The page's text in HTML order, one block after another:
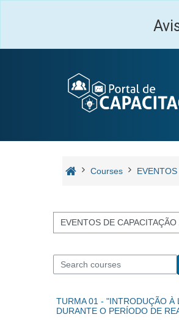
Courses
Course categories
Search courses
TURMA 01 - "INTRODUÇÃO À
DURANTE O PERÍODO DE